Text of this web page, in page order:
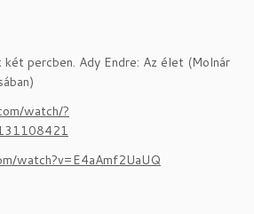
percben. Ady Endre: Az élet (Molnár
watch/?
watch?v=E4aAmf2UaUQ